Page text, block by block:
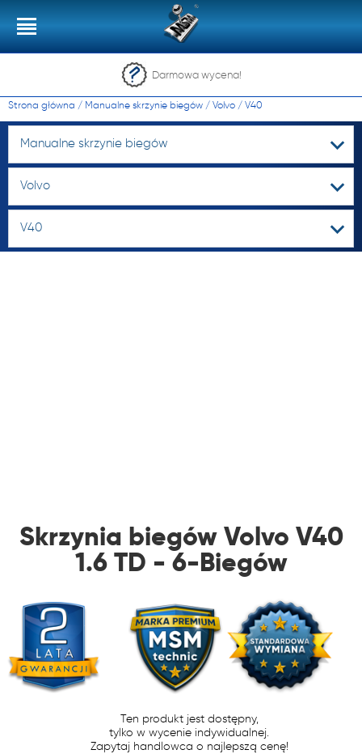
Darmowa wycena!
Strona główna / Manualne skrzynie biegów / Volvo / V40
Manualne skrzynie biegów
Volvo
V40
Skrzynia biegów Volvo V40
1.6 TD - 6-Biegów
Ten produkt jest dostępny,
tylko w wycenie indywidualnej.
Zapytaj handlowca o najlepszą cenę!